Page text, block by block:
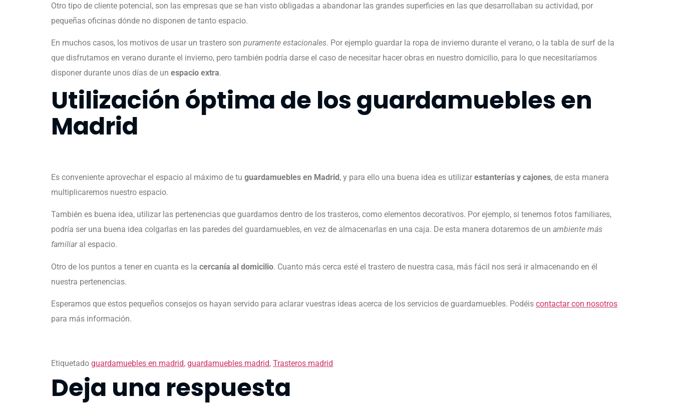
Otro tipo de cliente potencial, son las empresas que se han visto obligadas a abandonar las grandes superficies en las que desarrollaban su actividad, por
pequeñas oficinas dónde no disponen de tanto espacio.
En muchos casos, los motivos de usar un trastero son puramente estacionales. Por ejemplo guardar la ropa de invierno durante el verano, o la tabla de surf de la
que disfrutamos en verano durante el invierno, pero también podría darse el caso de necesitar hacer obras en nuestro domicilio, para lo que necesitaríamos
disponer durante unos días de un espacio extra.
Utilización óptima de los guardamuebles en
Madrid
Es conveniente aprovechar el espacio al máximo de tu guardamuebles en Madrid, y para ello una buena idea es utilizar estanterías y cajones, de esta manera
multiplicaremos nuestro espacio.
También es buena idea, utilizar las pertenencias que guardamos dentro de los trasteros, como elementos decorativos. Por ejemplo, si tenemos fotos familiares,
podría ser una buena idea colgarlas en las paredes del guardamuebles, en vez de almacenarlas en una caja. De esta manera dotaremos de un ambiente más
familiaral espacio.
Otro de los puntos a tener en cuanta es la cercanía al domicilio. Cuanto más cerca esté el trastero de nuestra casa, más fácil nos será ir almacenando en él
nuestra pertenencias.
Esperamos que estos pequeños consejos os hayan servido para aclarar vuestras ideas acerca de los servicios de guardamuebles. Podéis contactar con nosotros
para más información.
Etiquetado guardamuebles en madrid, guardamuebles madrid, Trasteros madrid
Deja una respuesta